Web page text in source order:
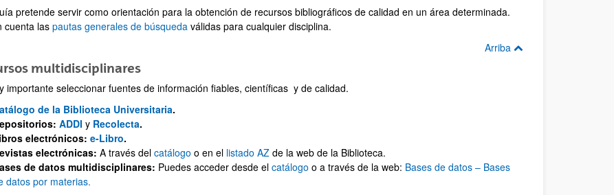
pretende servir como orientación para la obtención de recursos bibliográficos de calidad en un área determinada.
cuenta las pautas generales de búsqueda válidas para cualquier disciplina.
Arriba
multidisciplinares
importante seleccionar fuentes de información fiables, científicas y de calidad.
de la Biblioteca Universitaria.
ADDI y Recolecta.
electrónicos: e-Libro.
electrónicas: A través del catálogo o en el listado AZ de la web de la Biblioteca.
de datos multidisciplinares: Puedes acceder desde el catálogo o a través de la web: Bases de datos – Bases
datos por materias.